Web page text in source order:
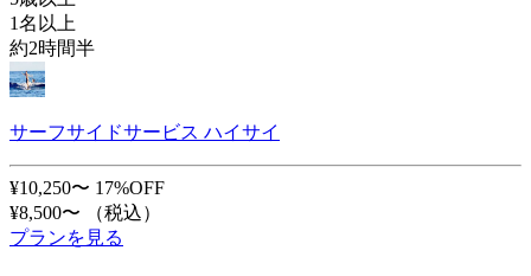
1名以上
約2時間半
サーフサイドサービス ハイサイ
¥10,250〜 17%OFF
¥8,500〜
（税込）
プランを見る